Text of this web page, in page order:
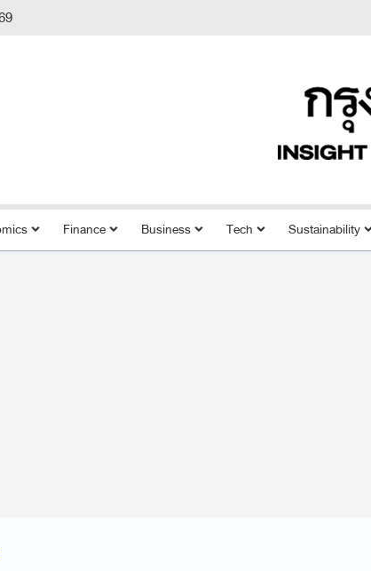
Finance Business Tech Sustainability